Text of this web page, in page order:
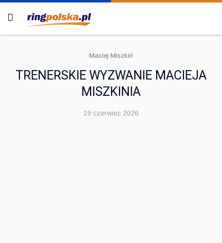
Maciej Miszkiń
TRENERSKIE WYZWANIE MACIEJA
MISZKINIA
19 czerwiec 2026